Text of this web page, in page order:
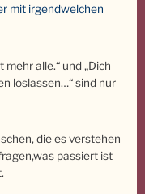
mit irgendwelchen
mehr alle.“ und „Dich
loslassen…“ sind nur
die es verstehen
passiert ist